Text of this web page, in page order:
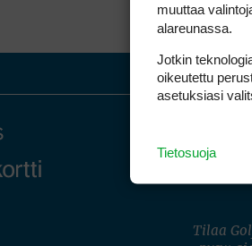
Tilaa
muuttaa
alareunassa.
Jotkin
oikeutettu
asetuksiasi
Tietosuoja